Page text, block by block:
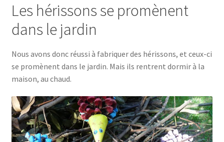
Les hérissons se promènent
dans le jardin
Nous avons donc réussi à fabriquer des hérissons, et ceux-ci
se promènent dans le jardin. Mais ils rentrent dormir à la
maison, au chaud.